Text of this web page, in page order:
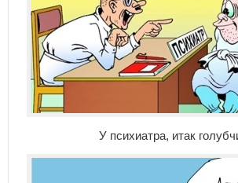
У психиатра, итак